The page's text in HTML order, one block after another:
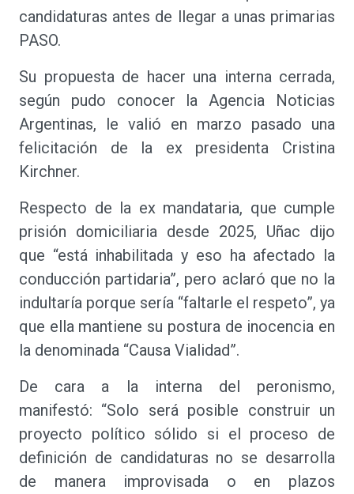
candidaturas antes de llegar a unas primarias
PASO.
Su propuesta de hacer una interna cerrada,
según pudo conocer la Agencia Noticias
Argentinas, le valió en marzo pasado una
felicitación de la ex presidenta Cristina
Kirchner.
Respecto de la ex mandataria, que cumple
prisión domiciliaria desde 2025, Uñac dijo
que “está inhabilitada y eso ha afectado la
conducción partidaria”, pero aclaró que no la
indultaría porque sería “faltarle el respeto”, ya
que ella mantiene su postura de inocencia en
la denominada “Causa Vialidad”.
De cara a la interna del peronismo,
manifestó: “Solo será posible construir un
proyecto político sólido si el proceso de
definición de candidaturas no se desarrolla
de manera improvisada o en plazos